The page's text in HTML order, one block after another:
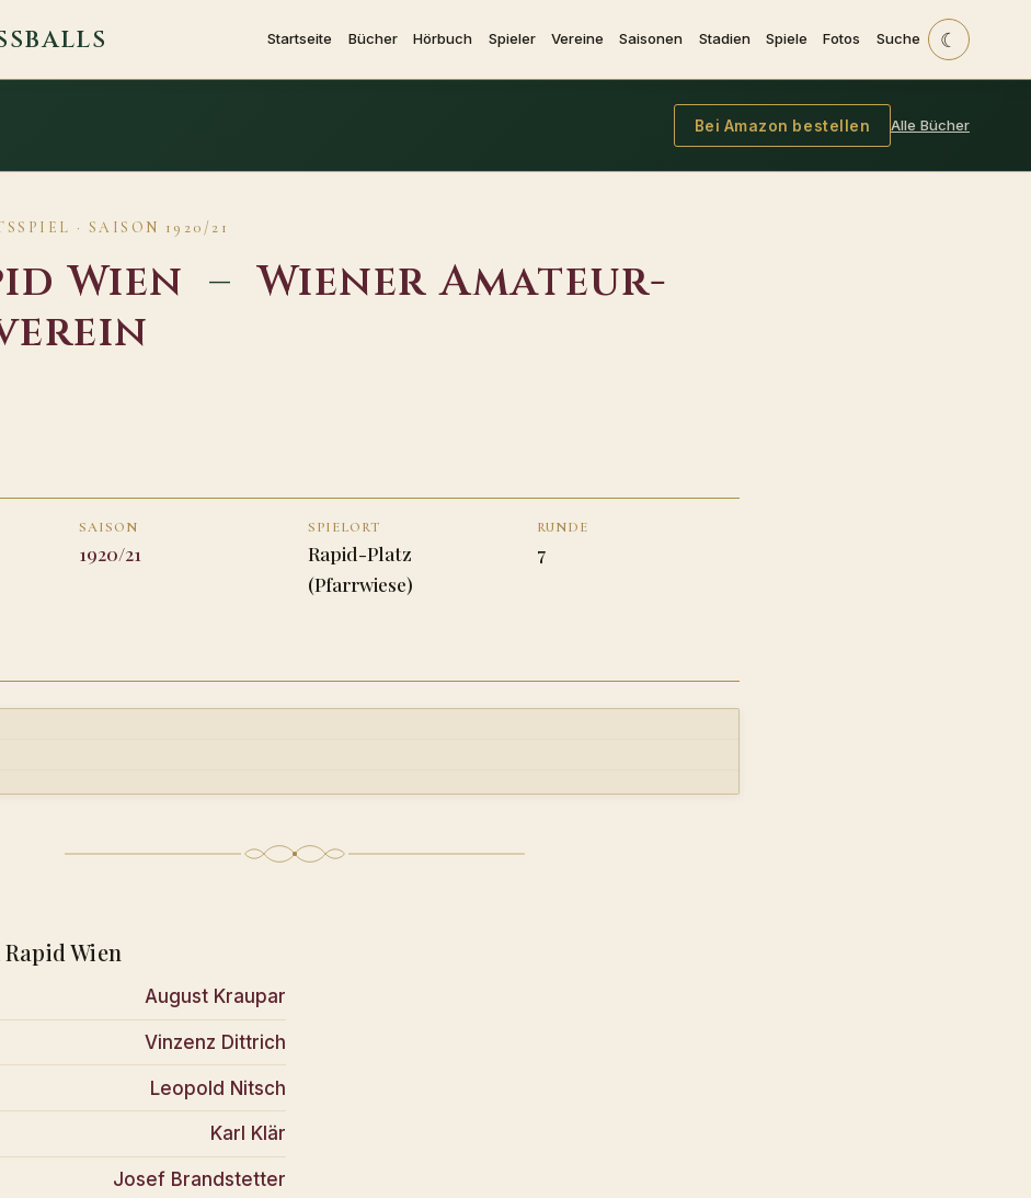
Startseite Bücher Hörbuch Spieler Vereine Saisonen Stadien Spiele Fotos Suche ☾
Bei Amazon bestellen Alle Bücher
· SAISON 1920/21
Wien –Wiener Amateur-
SAISON
1920/21
SPIELORT
Rapid-Platz
(Pfarrwiese)
RUNDE
7
Wien
August Kraupar
Vinzenz Dittrich
Leopold Nitsch
Karl Klär
Josef Brandstetter